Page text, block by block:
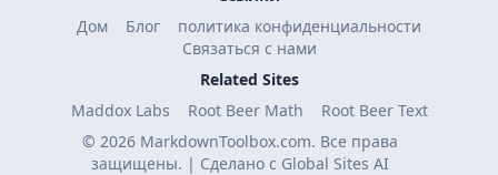
Дом
Блог
политика конфиденциальности
Связаться с нами
Related Sites
Maddox Labs
Root Beer Math
Root Beer Text
© 2026 MarkdownToolbox.com. Все права
защищены. | Сделано с Global Sites AI